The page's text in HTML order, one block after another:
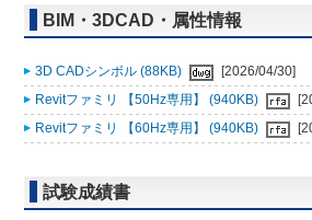
BIM・3DCAD・属性情報
3D CADシンボル (88KB)
[2026/04/30]
Revitファミリ 【50Hz専用】 (940KB)
Revitファミリ 【60Hz専用】 (940KB)
試験成績書